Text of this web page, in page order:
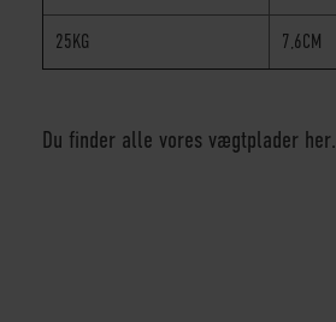
25KG 7,6CM
Du finder alle vores vægtplader her.